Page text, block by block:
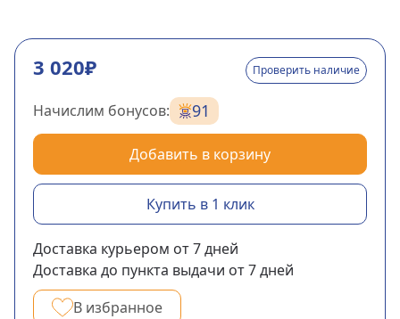
3 020₽ Проверить наличие
Начислим бонусов: 91
Добавить в корзину
Купить в 1 клик
Доставка курьером от 7дней
Доставка до пункта выдачи от 7дней
В избранное